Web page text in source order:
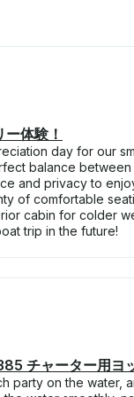
体験！
day for our
balance
and privacy to
of comfortable
cabin for colder
trip in the future!
チャーター用ヨ
party on the water,